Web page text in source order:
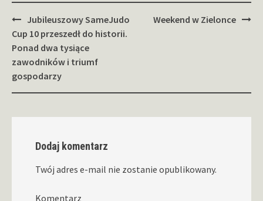
Zobacz
wpisy
Jubileuszowy SameJudo
Cup 10 przeszedł do historii.
Ponad dwa tysiące
zawodników i triumf
gospodarzy
Weekend w Zielonce
Dodaj komentarz
Twój adres e-mail nie zostanie opublikowany.
Komentarz